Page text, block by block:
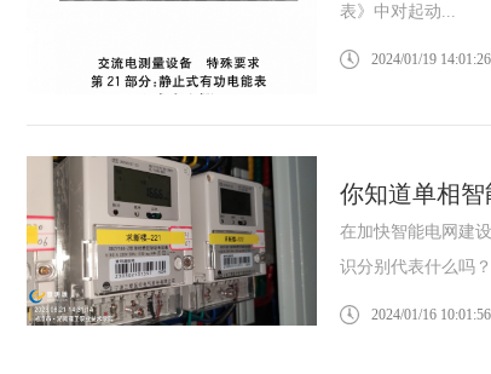
表》中对起动...
2024/01/19 14:01:26
你知道单相
在加快智能电网建
识分别代表什么吗？
2024/01/16 10:01:56